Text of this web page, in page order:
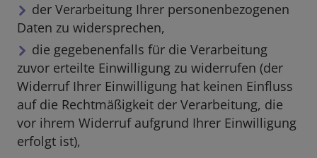
der Verarbeitung Ihrer personenbezogenen
Daten zu widersprechen,
die gegebenenfalls für die Verarbeitung
zuvor erteilte Einwilligung zu widerrufen (der
Widerruf Ihrer Einwilligung hat keinen Einfluss
auf die Rechtmäßigkeit der Verarbeitung, die
vor ihrem Widerruf aufgrund Ihrer Einwilligung
erfolgt ist),